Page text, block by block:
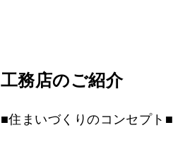
工務店のご紹介
■住まいづくりのコンセプト■